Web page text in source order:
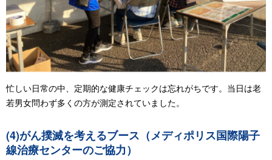
忙しい日常の中、定期的な健康チェックは忘れがちです。当日は老
若男女問わず多くの方が測定されていました。
(4)がん撲滅を考えるブース（メディポリス国際陽子
線治療センターのご協力）